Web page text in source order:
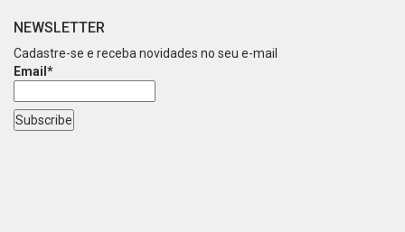
NEWSLETTER
Cadastre-se e receba novidades no seu e-mail
Email*